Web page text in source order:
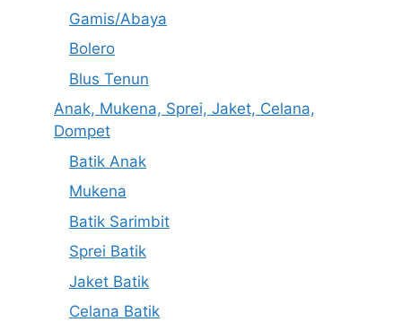
Gamis/Abaya
Bolero
Blus Tenun
Anak, Mukena, Sprei, Jaket, Celana,
Dompet
Batik Anak
Mukena
Batik Sarimbit
Sprei Batik
Jaket Batik
Celana Batik